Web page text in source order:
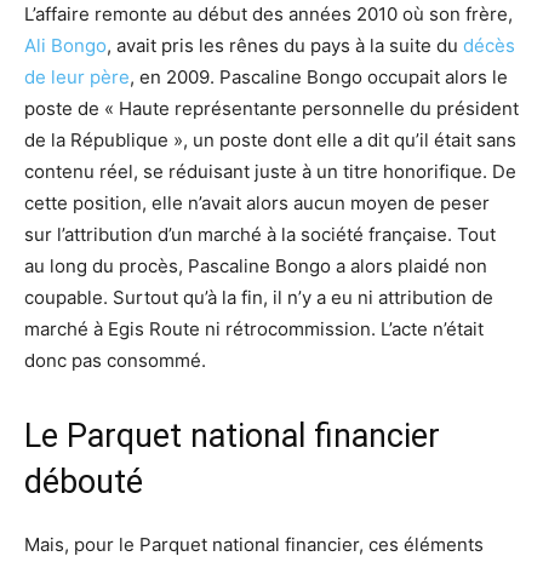
L’affaire remonte au début des années 2010 où son frère,
Ali Bongo, avait pris les rênes du pays à la suite du décès
de leur père, en 2009. Pascaline Bongo occupait alors le
poste de « Haute représentante personnelle du président
de la République », un poste dont elle a dit qu’il était sans
contenu réel, se réduisant juste à un titre honorifique. De
cette position, elle n’avait alors aucun moyen de peser
sur l’attribution d’un marché à la société française. Tout
au long du procès, Pascaline Bongo a alors plaidé non
coupable. Surtout qu’à la fin, il n’y a eu ni attribution de
marché à Egis Route ni rétrocommission. L’acte n’était
donc pas consommé.
Le Parquet national financier
débouté
Mais, pour le Parquet national financier, ces éléments